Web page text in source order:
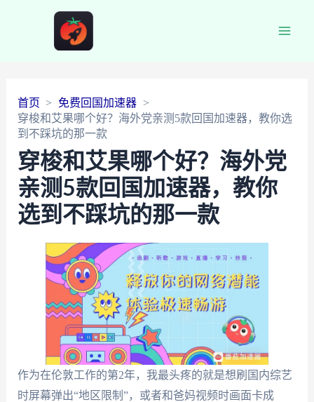
首页
免费回国加速器
穿梭和艾果哪个好？海外党亲测5款回国加速器，教你选
到不踩坑的那一款
穿梭和艾果哪个好？海外党
亲测5款回国加速器，教你
选到不踩坑的那一款
作为在伦敦工作的第2年，我最头疼的就是想刷国内综艺
时屏幕弹出“地区限制”，或者和爸妈视频时画面卡成